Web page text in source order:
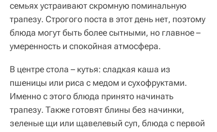
семьях устраивают скромную поминальную
трапезу. Строгого поста в этот день нет, поэтому
блюда могут быть более сытными, но главное –
умеренность и спокойная атмосфера.
В центре стола – кутья: сладкая каша из
пшеницы или риса с медом и сухофруктами.
Именно с этого блюда принято начинать
трапезу. Также готовят блины без начинки,
зеленые щи или щавелевый суп, блюда с первой